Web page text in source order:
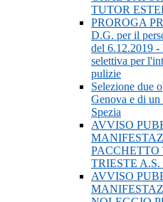
TUTOR
PROROGA
D.G. per il
del 6.12.2019 -
selettiva per
pulizie
Selezione due
Genova e di un
Spezia
AVVISO
TRIESTE A.S.
AVVISO